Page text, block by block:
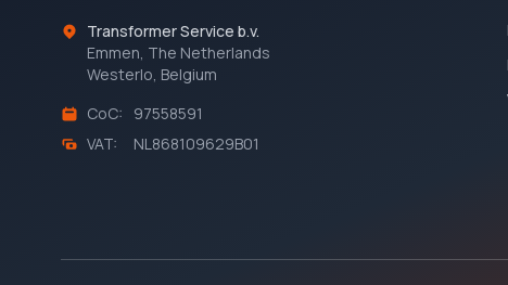
Transformer Service b.v.
Emmen, The Netherlands
Westerlo, Belgium
CoC:
97558591
VAT:
NL868109629B01